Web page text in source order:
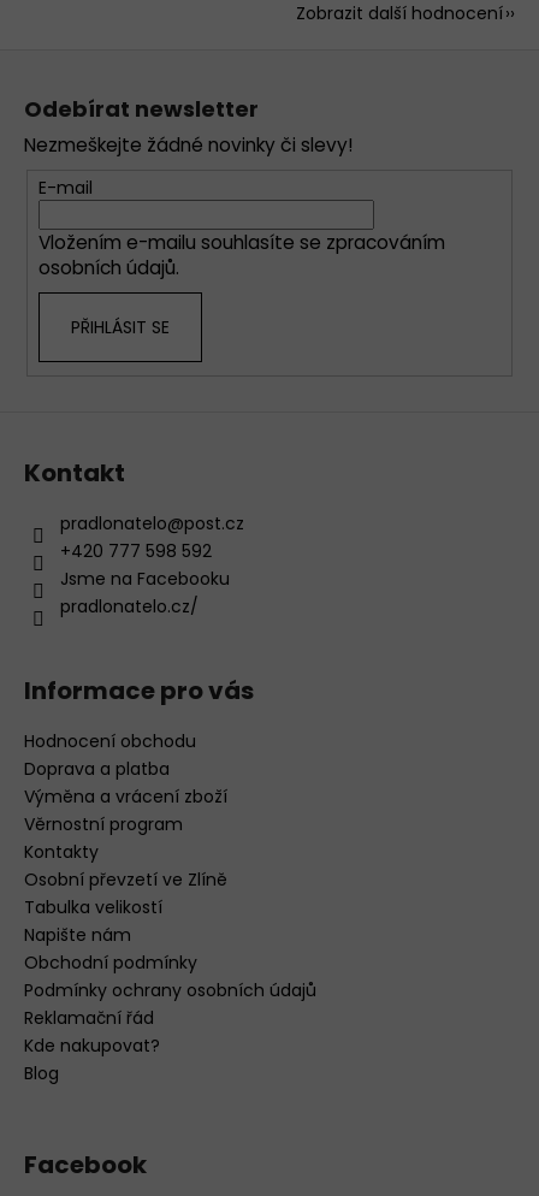
Zobrazit další hodnocení
Odebírat newsletter
Nezmeškejte žádné novinky či slevy!
E-mail
Vložením e-mailu souhlasíte se zpracováním
osobních údajů.
PŘIHLÁSIT SE
Kontakt
pradlonatelo@post.cz
+420 777 598 592
Jsme na Facebooku
pradlonatelo.cz/
Informace pro vás
Hodnocení obchodu
Doprava a platba
Výměna a vrácení zboží
Věrnostní program
Kontakty
Osobní převzetí ve Zlíně
Tabulka velikostí
Napište nám
Obchodní podmínky
Podmínky ochrany osobních údajů
Reklamační řád
Kde nakupovat?
Blog
Facebook